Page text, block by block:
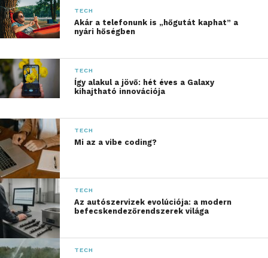
Alakítsuk igényeinkre az
elrendezést
például szövegszerkesztés mellett táblázatokat is
kezelünk –, mindezt gyakran hosszú ideig,
megszakítás nélkül, így javasolt olyan monitort
választunk, amit kényelmesen, az adott feladattól
függően elforgathatunk és beállíthatunk.
Programozáshoz vagy szövegszerkesztési
feladatokhoz a monitort érdemes pivot (álló) módba
forgatni, így lényegesen többet láthatunk a
függőlegesen elrendezett adatsorokból, azaz
TECH
Akár a telefonunk is „hőgutát kaphat” a
nyári hőségben
TECH
Így alakul a jövő: hét éves a Galaxy
kihajtható innovációja
TECH
Mi az a vibe coding?
TECH
Az autószervizek evolúciója: a modern
befecskendezőrendszerek világa
TECH